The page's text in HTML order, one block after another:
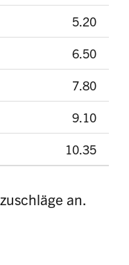
5.20
6.50
7.80
9.10
10.35
an.